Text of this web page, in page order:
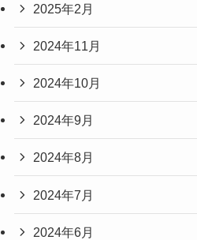
2025年2月
2024年11月
2024年10月
2024年9月
2024年8月
2024年7月
2024年6月